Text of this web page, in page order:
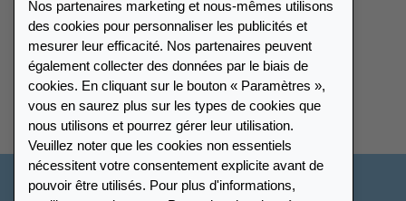
Portail des revendeurs
Répertoire des revendeurs
Trouver Leuchtturm
Nos partenaires marketing et nous-mêmes utilisons
des cookies pour personnaliser les publicités et
mesurer leur efficacité. Nos partenaires peuvent
également collecter des données par le biais de
cookies. En cliquant sur le bouton « Paramètres »,
vous en saurez plus sur les types de cookies que
nous utilisons et pourrez gérer leur utilisation.
Veuillez noter que les cookies non essentiels
nécessitent votre consentement explicite avant de
pouvoir être utilisés. Pour plus d'informations,
France